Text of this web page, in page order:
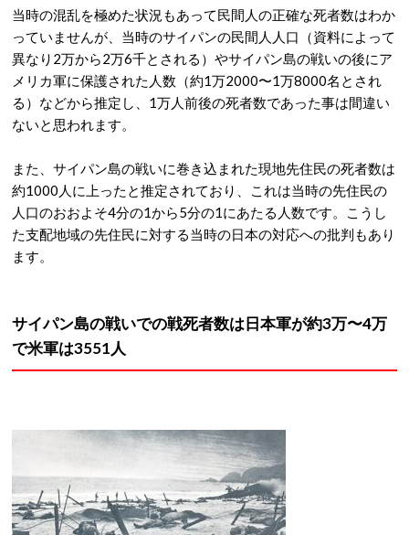
当時の混乱を極めた状況もあって民間人の正確な死者数はわか
っていませんが、当時のサイパンの民間人人口（資料によって
異なり2万から2万6千とされる）やサイパン島の戦いの後にア
メリカ軍に保護された人数（約1万2000〜1万8000名とされ
る）などから推定し、1万人前後の死者数であった事は間違い
ないと思われます。
また、サイパン島の戦いに巻き込まれた現地先住民の死者数は
約1000人に上ったと推定されており、これは当時の先住民の
人口のおおよそ4分の1から5分の1にあたる人数です。こうし
た支配地域の先住民に対する当時の日本の対応への批判もあり
ます。
サイパン島の戦いでの戦死者数は日本軍が約3万〜4万
で米軍は3551人